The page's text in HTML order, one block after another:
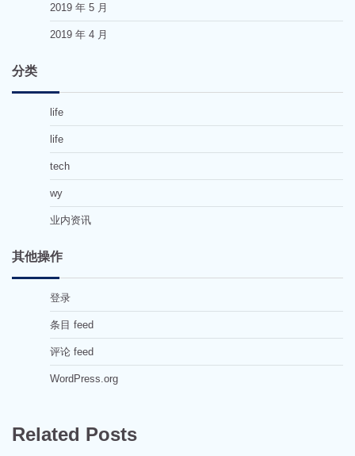
2019 年 5 月
2019 年 4 月
分类
life
life
tech
wy
业内资讯
其他操作
登录
条目 feed
评论 feed
WordPress.org
Related Posts